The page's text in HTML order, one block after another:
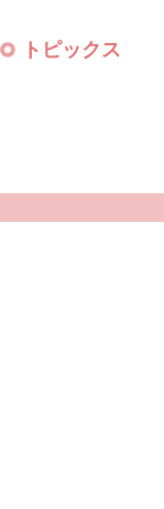
トピックス